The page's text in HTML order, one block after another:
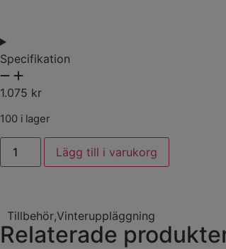
Specifikation
1.075 kr
100 i lager
Lägg till i varukorg
Tillbehör,Vinteruppläggning
Relaterade